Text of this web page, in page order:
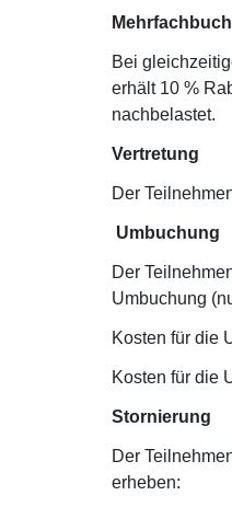
Bei
erhält 10 %
nachbelastet.
Vertretung
Der
Umbuchung
Der
Umbuchung
Kosten für die
Kosten für die
Stornierung
Der
erheben: